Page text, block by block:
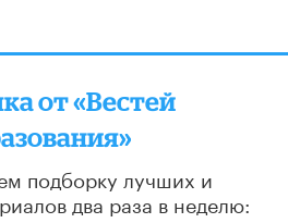
от «Вестей
подборку лучших и
два раза в неделю: